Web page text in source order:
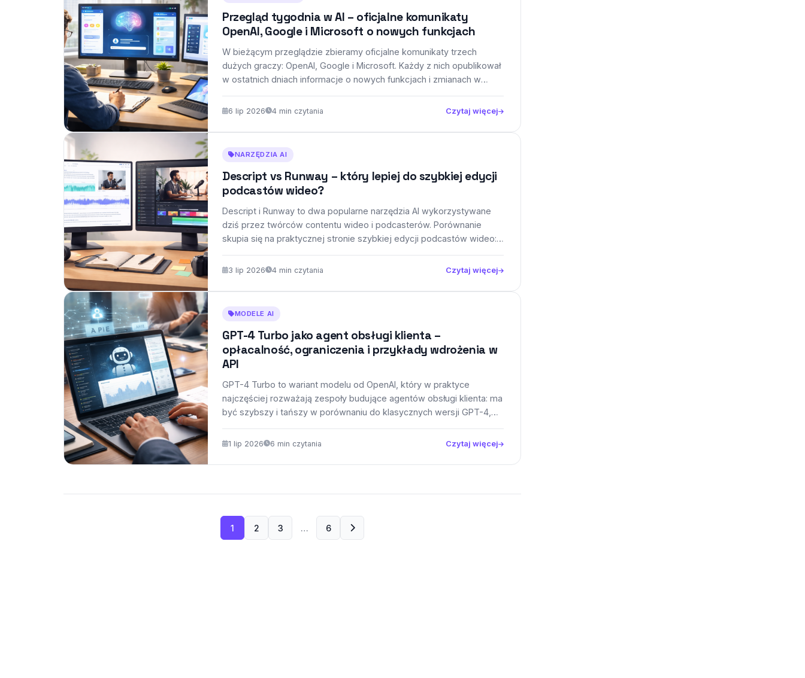
Przegląd tygodnia w AI – oficjalne komunikaty
OpenAI, Google i Microsoft o nowych funkcjach
W bieżącym przeglądzie zbieramy oficjalne komunikaty trzech
dużych graczy: OpenAI, Google i Microsoft. Każdy z nich opublikował
w ostatnich dniach informacje o nowych funkcjach i zmianach w
6 lip 2026 4 min czytania Czytaj więcej
NARZĘDZIA AI
Descript vs Runway – który lepiej do szybkiej edycji
podcastów wideo?
Descript i Runway to dwa popularne narzędzia AI wykorzystywane
dziś przez twórców contentu wideo i podcasterów. Porównanie
skupia się na praktycznej stronie szybkiej edycji podcastów wideo:
3 lip 2026 4 min czytania Czytaj więcej
MODELE AI
GPT-4 Turbo jako agent obsługi klienta –
opłacalność, ograniczenia i przykłady wdrożenia w
API
GPT-4 Turbo to wariant modelu od OpenAI, który w praktyce
najczęściej rozważają zespoły budujące agentów obsługi klienta: ma
być szybszy i tańszy w porównaniu do klasycznych wersji GPT-4,…
1 lip 2026 6 min czytania Czytaj więcej
1 2 3 … 6